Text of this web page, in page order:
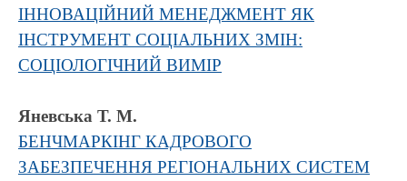
ІННОВАЦІЙНИЙ МЕНЕДЖМЕНТ ЯК
ІНСТРУМЕНТ СОЦІАЛЬНИХ ЗМІН:
СОЦІОЛОГІЧНИЙ ВИМІР
Яневська Т. М.
БЕНЧМАРКІНГ КАДРОВОГО
ЗАБЕЗПЕЧЕННЯ РЕГІОНАЛЬНИХ СИСТЕМ